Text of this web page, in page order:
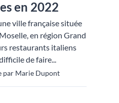
en 2022
ville française située
en région Grand
restaurants italiens
de faire...
par Marie Dupont